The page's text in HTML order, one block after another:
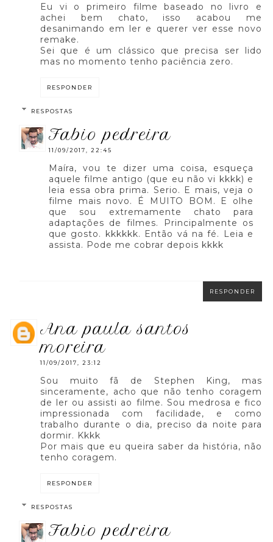
Eu vi o primeiro filme baseado no livro e
achei bem chato, isso acabou me
desanimando em ler e querer ver esse novo
remake.
Sei que é um clássico que precisa ser lido
mas no momento tenho paciência zero.
RESPONDER
RESPOSTAS
fabio pedreira
11/09/2017, 22:45
Maíra, vou te dizer uma coisa, esqueça
aquele filme antigo (que eu não vi kkkk) e
leia essa obra prima. Serio. E mais, veja o
filme mais novo. É MUITO BOM. E olhe
que sou extremamente chato para
adaptações de filmes. Principalmente os
que gosto. kkkkkk. Então vá na fé. Leia e
assista. Pode me cobrar depois kkkk
RESPONDER
ana paula santos
moreira
11/09/2017, 23:12
Sou muito fã de Stephen King, mas
sinceramente, acho que não tenho coragem
de ler ou assisti ao filme. Sou medrosa e fico
impressionada com facilidade, e como
trabalho durante o dia, preciso da noite para
dormir. Kkkk
Por mais que eu queira saber da história, não
tenho coragem.
RESPONDER
RESPOSTAS
fabio pedreira